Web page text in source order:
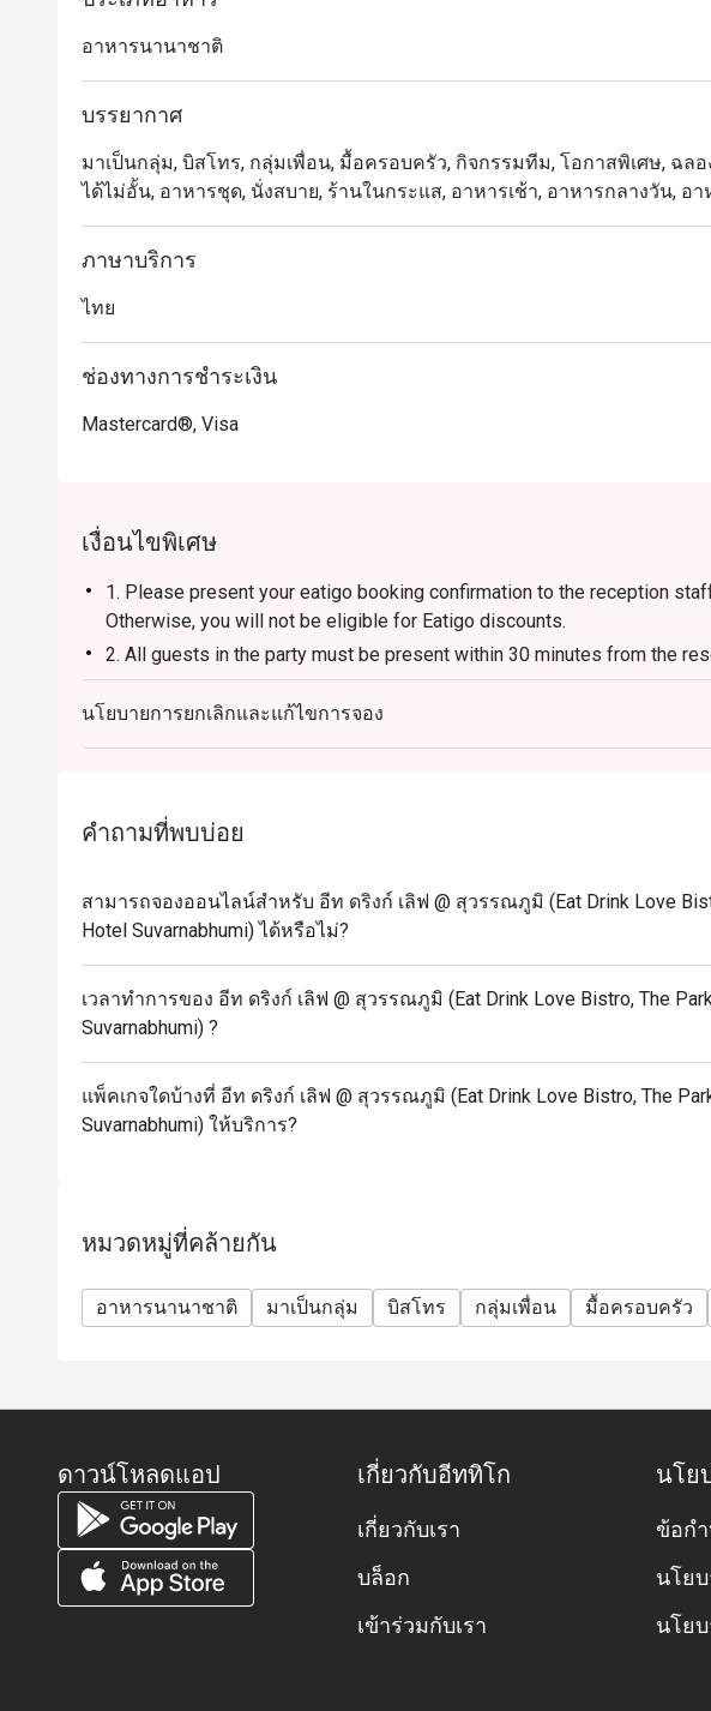
อาหารนานาชาติ
บรรยากาศ
มาเป็นกลุ่ม, บิสโทร, กลุ่มเพื่อน, มื้อครอบครัว, กิจกรรมทีม, โอกาสพิเศษ, ฉลอ
ได้ไม่อั้น, อาหารชุด, นั่งสบาย, ร้านในกระแส, อาหารเช้า, อาหารกลางวัน, อา
ภาษาบริการ
ไทย
ช่องทางการชำระเงิน
Mastercard®, Visa
เงื่อนไขพิเศษ
1. Please present your eatigo booking confirmation to the reception
Otherwise, you will not be eligible for Eatigo discounts.
2. All guests in the party must be present within 30 minutes from the
enjoy the discount offer.
3. Discount applies to a la carte menu only, not including other venue
4. Customers can use the discount as per number of person booking,
นโยบายการยกเลิกและแก้ไขการจอง
คำถามที่พบบ่อย
สามารถจองออนไลน์สำหรับ อีท ดริงก์ เลิฟ @ สุวรรณภูมิ (Eat Drink Love
Hotel Suvarnabhumi) ได้หรือไม่?
เวลาทำการของ อีท ดริงก์ เลิฟ @ สุวรรณภูมิ (Eat Drink Love Bistro, The
Suvarnabhumi) ?
แพ็คเกจใดบ้างที่ อีท ดริงก์ เลิฟ @ สุวรรณภูมิ (Eat Drink Love Bistro, The
Suvarnabhumi) ให้บริการ?
หมวดหมู่ที่คล้ายกัน
อาหารนานาชาติ มาเป็นกลุ่ม บิสโทร กลุ่มเพื่อน มื้อครอบครัว
ดาวน์โหลดแอป เกี่ยวกับอีททิโก
เกี่ยวกับเรา
บล็อก
เข้าร่วมกับเรา
นโย
ข้อก
นโย
นโย